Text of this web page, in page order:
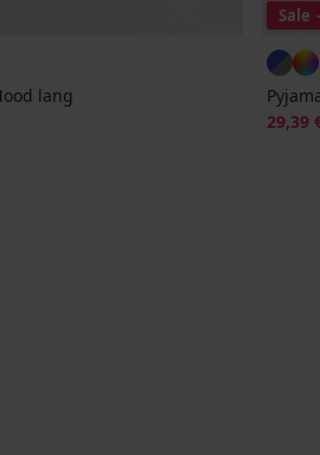
lang
Sale
Rabatt
29,39